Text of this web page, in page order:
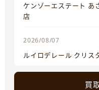
ケンゾーエステート あ
店
2026/08/07
ルイロデレール クリス
買